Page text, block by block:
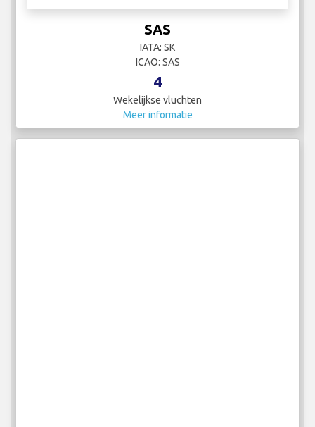
SAS
IATA: SK
ICAO: SAS
4
Wekelijkse vluchten
Meer informatie